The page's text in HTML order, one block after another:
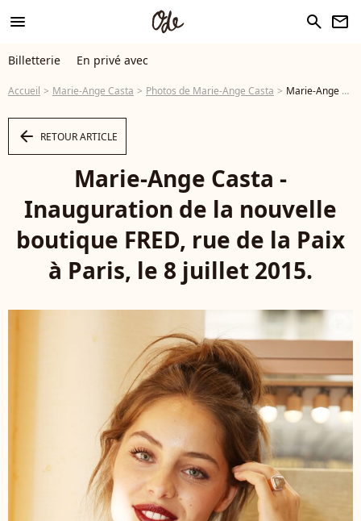
menu search newsletter
Billetterie En privé avec
Accueil Marie-Ange Casta Photos de Marie-Ange Casta Marie-Ange Casta - Inauguration de la nouvelle boutique FRED, rue de la Paix à Paris, le 8 juillet 2015. - Photo
arrow_left RETOUR ARTICLE
Marie-Ange Casta -
Inauguration de la nouvelle
boutique FRED, rue de la Paix
à Paris, le 8 juillet 2015.